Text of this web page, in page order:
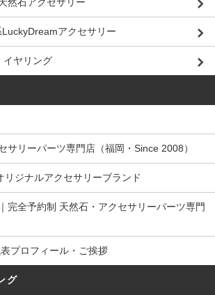
アクセサリー
イヤリング
サリーパーツ専門店（福岡・Since 2008）
リジナルアクセサリーブランド
完全予約制 天然石・アクセサリーパーツ専門
プロフィール・ご挨拶
グ